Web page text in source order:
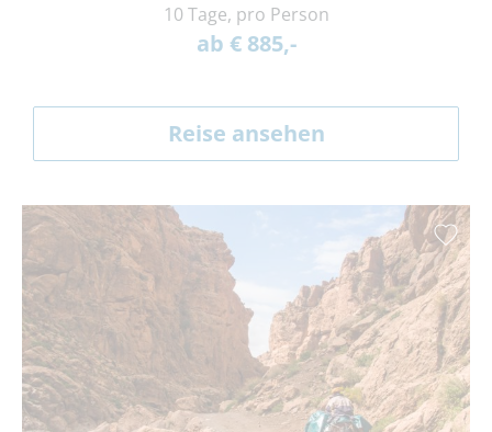
10 Tage, pro Person
ab € 885,-
Reise ansehen